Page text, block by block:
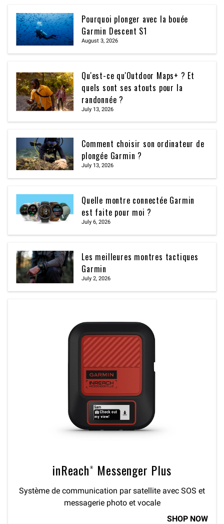
Pourquoi plonger avec la bouée
Garmin Descent S1
August 3, 2026
Qu'est-ce qu'Outdoor Maps+ ? Et
quels sont ses atouts pour la
randonnée ?
July 13, 2026
Comment choisir son ordinateur de
plongée Garmin ?
July 13, 2026
Quelle montre connectée Garmin
est faite pour moi ?
July 6, 2026
Les meilleures montres tactiques
Garmin
July 2, 2026
inReach® Messenger Plus
Système de communication par satellite avec SOS et
messagerie photo et vocale
SHOP NOW